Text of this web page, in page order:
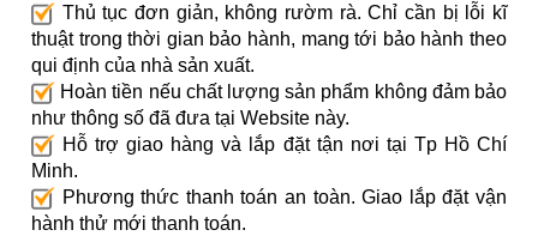
Thủ tục đơn giản, không rườm rà. Chỉ cần bị lỗi kĩ
thuật trong thời gian bảo hành, mang tới bảo hành theo
qui định của nhà sản xuất.
Hoàn tiền nếu chất lượng sản phẩm không đảm bảo
như thông số đã đưa tại Website này.
Hỗ trợ giao hàng và lắp đặt tận nơi tại Tp Hồ Chí
Minh.
Phương thức thanh toán an toàn. Giao lắp đặt vận
hành thử mới thanh toán.